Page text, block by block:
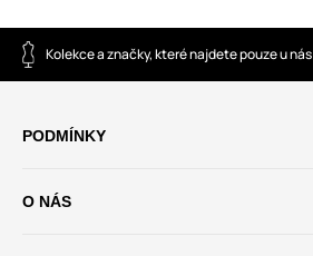
Kolekce a značky, které najdete pouze u nás
PODMÍNKY
O NÁS